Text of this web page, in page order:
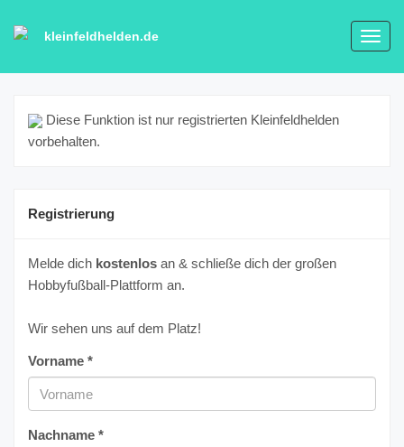
kleinfeldhelden.de
Diese Funktion ist nur registrierten Kleinfeldhelden
vorbehalten.
Registrierung
Melde dich kostenlos an & schließe dich der großen
Hobbyfußball-Plattform an.
Wir sehen uns auf dem Platz!
Vorname *
Nachname *